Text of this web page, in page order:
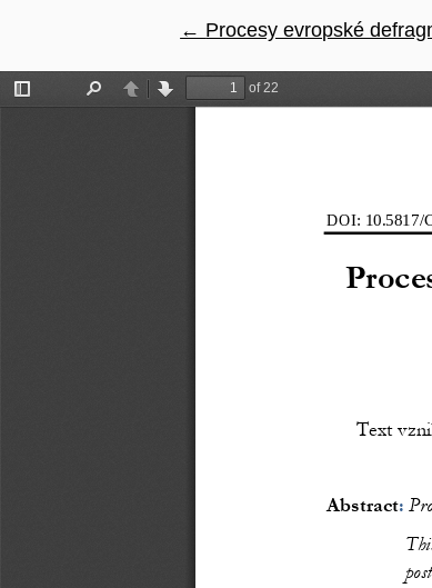
← Návrat na podrobnosti
Procesy evropské